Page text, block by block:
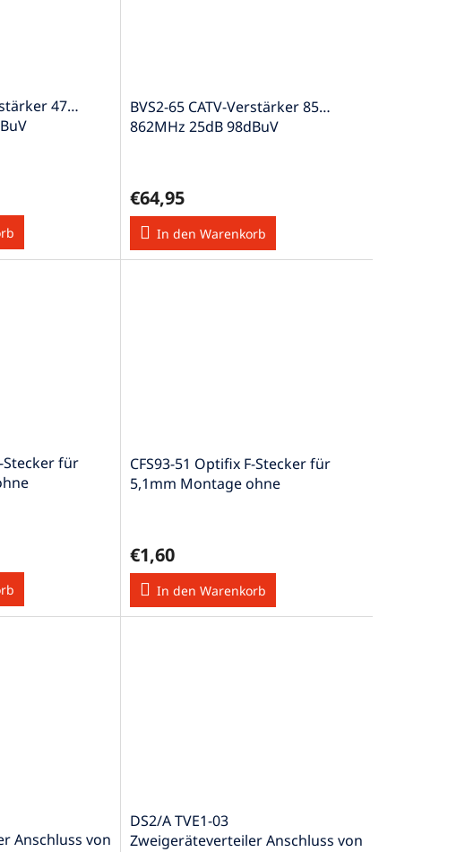
47…
BVS2-65 CATV-Verstärker 85…
862MHz 25dB 98dBuV
€64,95
In den Warenkorb
Stecker für
CFS93-51 Optifix F-Stecker für
5,1mm Montage ohne
€1,60
In den Warenkorb
Anschluss von
DS2/A TVE1-03
Zweigeräteverteiler Anschluss von